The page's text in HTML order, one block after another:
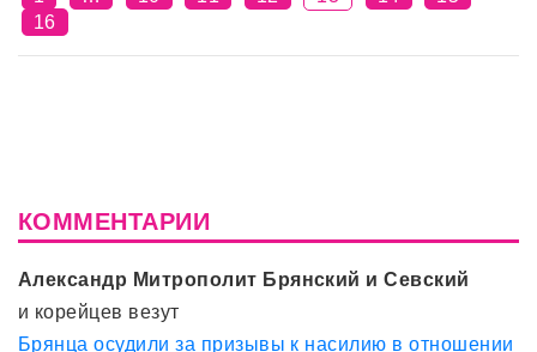
16
КОММЕНТАРИИ
Александр Митрополит Брянский и Севский
и корейцев везут
Брянца осудили за призывы к насилию в отношении